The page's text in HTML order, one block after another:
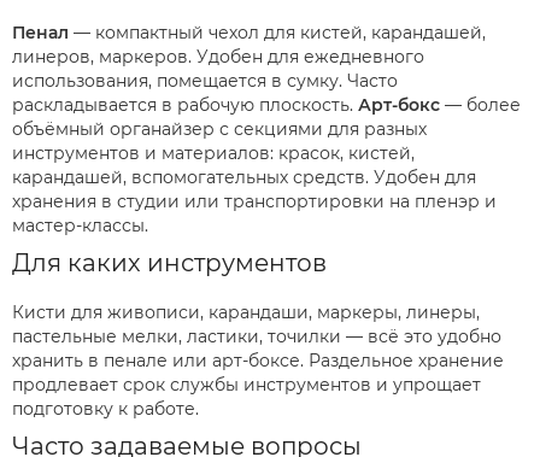
Пенал — компактный чехол для кистей, карандашей,
линеров, маркеров. Удобен для ежедневного
использования, помещается в сумку. Часто
раскладывается в рабочую плоскость. Арт-бокс — более
объёмный органайзер с секциями для разных
инструментов и материалов: красок, кистей,
карандашей, вспомогательных средств. Удобен для
хранения в студии или транспортировки на пленэр и
мастер-классы.
Для каких инструментов
Кисти для живописи, карандаши, маркеры, линеры,
пастельные мелки, ластики, точилки — всё это удобно
хранить в пенале или арт-боксе. Раздельное хранение
продлевает срок службы инструментов и упрощает
подготовку к работе.
Часто задаваемые вопросы